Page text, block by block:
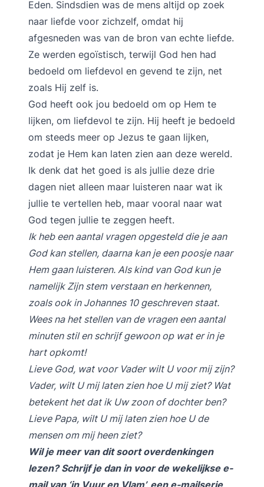
Eden. Sindsdien was de mens altijd op zoek
naar liefde voor zichzelf, omdat hij
afgesneden was van de bron van echte liefde.
Ze werden egoïstisch, terwijl God hen had
bedoeld om liefdevol en gevend te zijn, net
zoals Hij zelf is.
God heeft ook jou bedoeld om op Hem te
lijken, om liefdevol te zijn. Hij heeft je bedoeld
om steeds meer op Jezus te gaan lijken,
zodat je Hem kan laten zien aan deze wereld.
Ik denk dat het goed is als jullie deze drie
dagen niet alleen maar luisteren naar wat ik
jullie te vertellen heb, maar vooral naar wat
God tegen jullie te zeggen heeft.
Ik heb een aantal vragen opgesteld die je aan
God kan stellen, daarna kan je een poosje naar
Hem gaan luisteren. Als kind van God kun je
namelijk Zijn stem verstaan en herkennen,
zoals ook in Johannes 10 geschreven staat.
Wees na het stellen van de vragen een aantal
minuten stil en schrijf gewoon op wat er in je
hart opkomt!
Lieve God, wat voor Vader wilt U voor mij zijn?
Vader, wilt U mij laten zien hoe U mij ziet? Wat
betekent het dat ik Uw zoon of dochter ben?
Lieve Papa, wilt U mij laten zien hoe U de
mensen om mij heen ziet?
Wil je meer van dit soort overdenkingen
lezen? Schrijf je dan in voor de wekelijkse e-
mail van ‘in Vuur en Vlam’, een e-mailserie